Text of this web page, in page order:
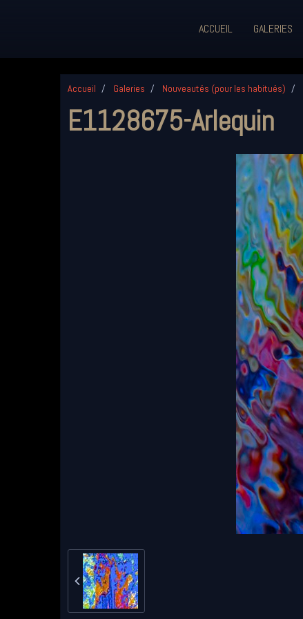
ACCUEIL GALERIES
Accueil Galeries Nouveautés (pour les habitués)
E1128675-Arlequin